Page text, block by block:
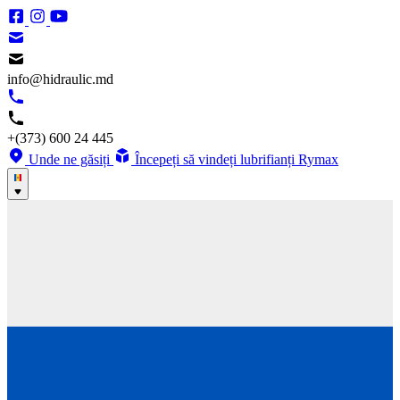
info@hidraulic.md
+(373) 600 24 445
Unde ne găsiți
Începeți să vindeți lubrifianți Rymax